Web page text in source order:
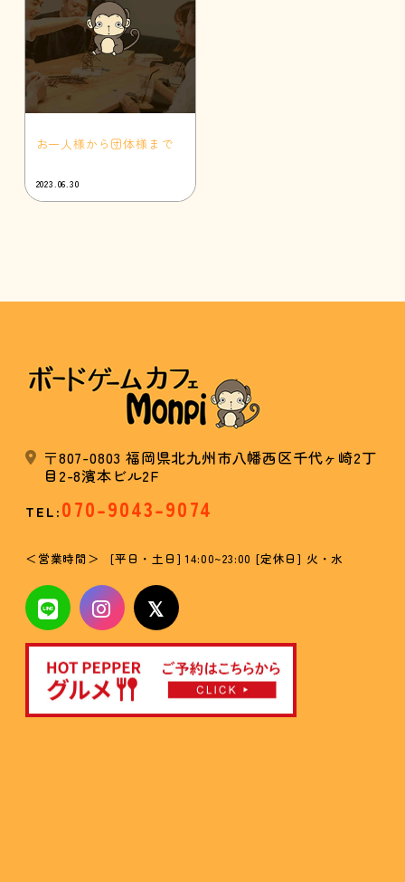
お一人様から団体様まで
2023.06.30
〒807-0803 福岡県北九州市八幡西区千代ヶ崎2丁
目2-8濱本ビル2F
TEL:070-9043-9074
営業時間 [平日・土日] 14:00~23:00 [定休日] 火・水